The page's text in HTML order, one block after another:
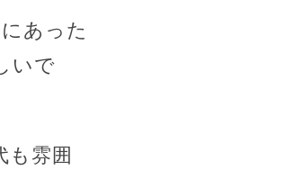
あった
いで
も雰囲